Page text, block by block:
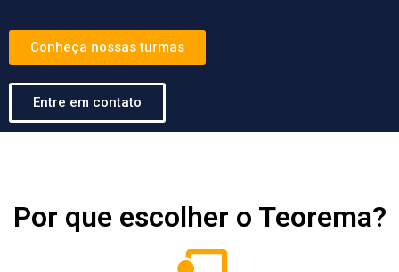
Conheça nossas turmas
Entre em contato
Por que escolher o Teorema?